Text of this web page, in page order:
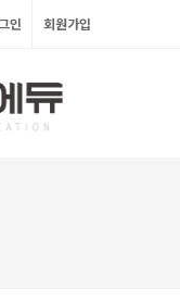
인 회원가입